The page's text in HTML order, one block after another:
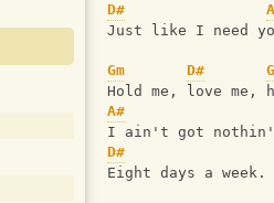
D#
Just like I need
Gm D#
Hold me, love me,
A#
I ain't got nothin'
D#
Eight days a week.